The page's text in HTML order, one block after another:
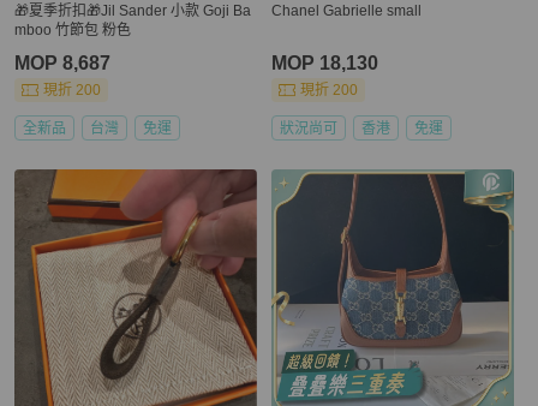
🎁夏季折扣🎁Jil Sander 小款 Goji Ba
mboo 竹節包 粉色
MOP 8,687
現折 200
全新品 台灣 免運
Chanel Gabrielle small
MOP 18,130
現折 200
狀況尚可 香港 免運